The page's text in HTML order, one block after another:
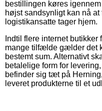
bestillingen køres
højst sandsynligt kan nå
logistikansatte tager hjem.
Indtil flere internet
mange tilfælde gælder det
bestemt sum. Alternativt
betalelige form for
befinder sig tæt på
leveret produkterne til et